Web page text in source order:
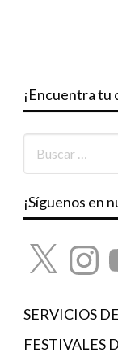
¡Encuentra
¡Síguenos en
X
SERVICIOS
FESTIVALES